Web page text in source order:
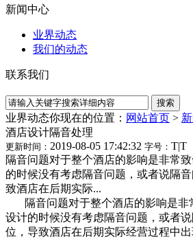
新闻中心
业界动态
我们的动态
联系我们
业界动态你现在的位置： 网站首页 >
酒店设计隔音处理
更新时间： 2019-08-05 17:42:32 字号： T|T
隔音问题对于整个酒店的影响是非常
的时候没有考虑隔音问题，或者说隔音
致酒店在后期实际...
隔音问题对于整个酒店的影响是非
设计的时候没有考虑隔音问题，或者
位，导致酒店在后期实际经营过程中